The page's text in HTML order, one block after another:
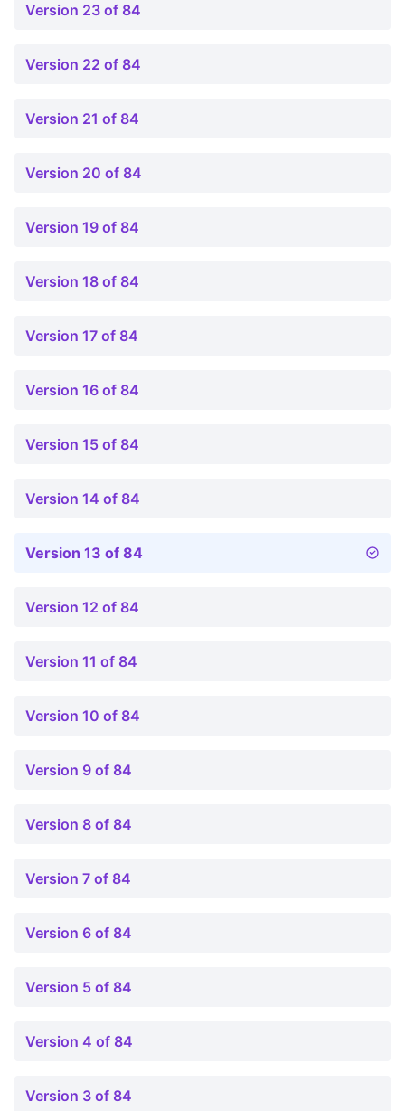
Version 23 of 84
Version 22 of 84
Version 21 of 84
Version 20 of 84
Version 19 of 84
Version 18 of 84
Version 17 of 84
Version 16 of 84
Version 15 of 84
Version 14 of 84
Version 13 of 84
Version 12 of 84
Version 11 of 84
Version 10 of 84
Version 9 of 84
Version 8 of 84
Version 7 of 84
Version 6 of 84
Version 5 of 84
Version 4 of 84
Version 3 of 84